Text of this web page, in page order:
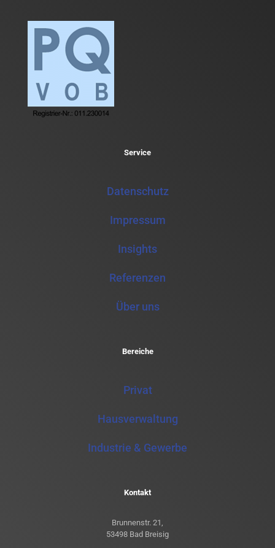
Service
Datenschutz
Impressum
Insights
Referenzen
Über uns
Bereiche
Privat
Hausverwaltung
Industrie & Gewerbe
Kontakt
Brunnenstr. 21,
53498 Bad Breisig